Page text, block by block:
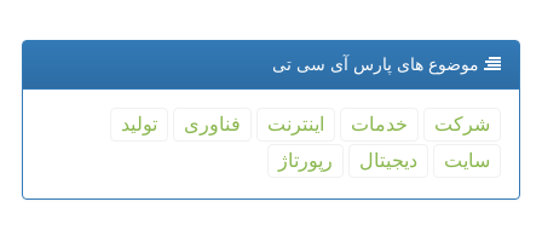
موضوع های پارس آی سی تی
شركت خدمات اینترنت فناوری
تولید
سایت
دیجیتال رپورتاژ